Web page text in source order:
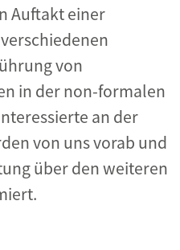
Auftakt einer
von
in der non-formalen
an der
von uns vorab und
über denweiteren